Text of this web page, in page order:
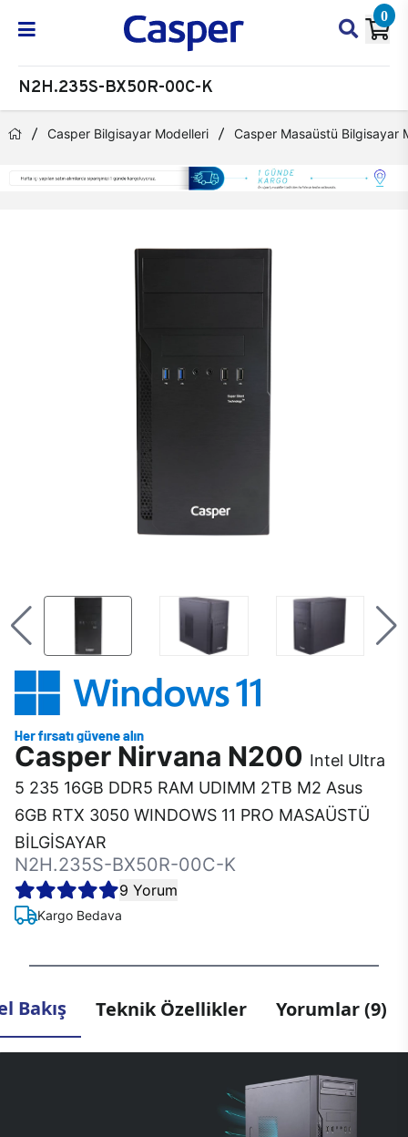
0
N2H.235S-BX50R-00C-K
Casper Bilgisayar Modelleri Casper Masaüstü Bilgisayar
Casper Nirvana N200 Intel Ultra
5 235 16GB DDR5 RAM UDIMM 2TB M2 Asus
6GB RTX 3050 WINDOWS 11 PRO MASAÜSTÜ
BİLGİSAYAR
N2H.235S-BX50R-00C-K
9 Yorum
Kargo Bedava
Bakış Teknik Özellikler Yorumlar (9)